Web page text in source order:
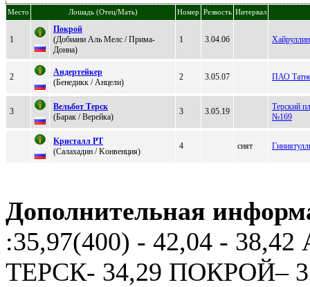
Место Лошадь (Отец/Мать) Номер Резвость Интервал
1
Пoкрoй
(Дoбиaни Аль Meлс / Примa-
Доннa)
1 3.04.06
2
Андeртeйкeр
(Бенедикк / Анцели)
2 3.05.07 ПАО
3
Вельбoт Tеpcк
(Бapaк / Вepeйкa)
3 3.05.19
Терский
№169
Kpистaлл РТ
(Салахадин / Koнвeнция)
4 снят
Дополнительная
:35,97(400) - 42,04 -
ТЕРСК- 34,29 ПОКРОЙ–